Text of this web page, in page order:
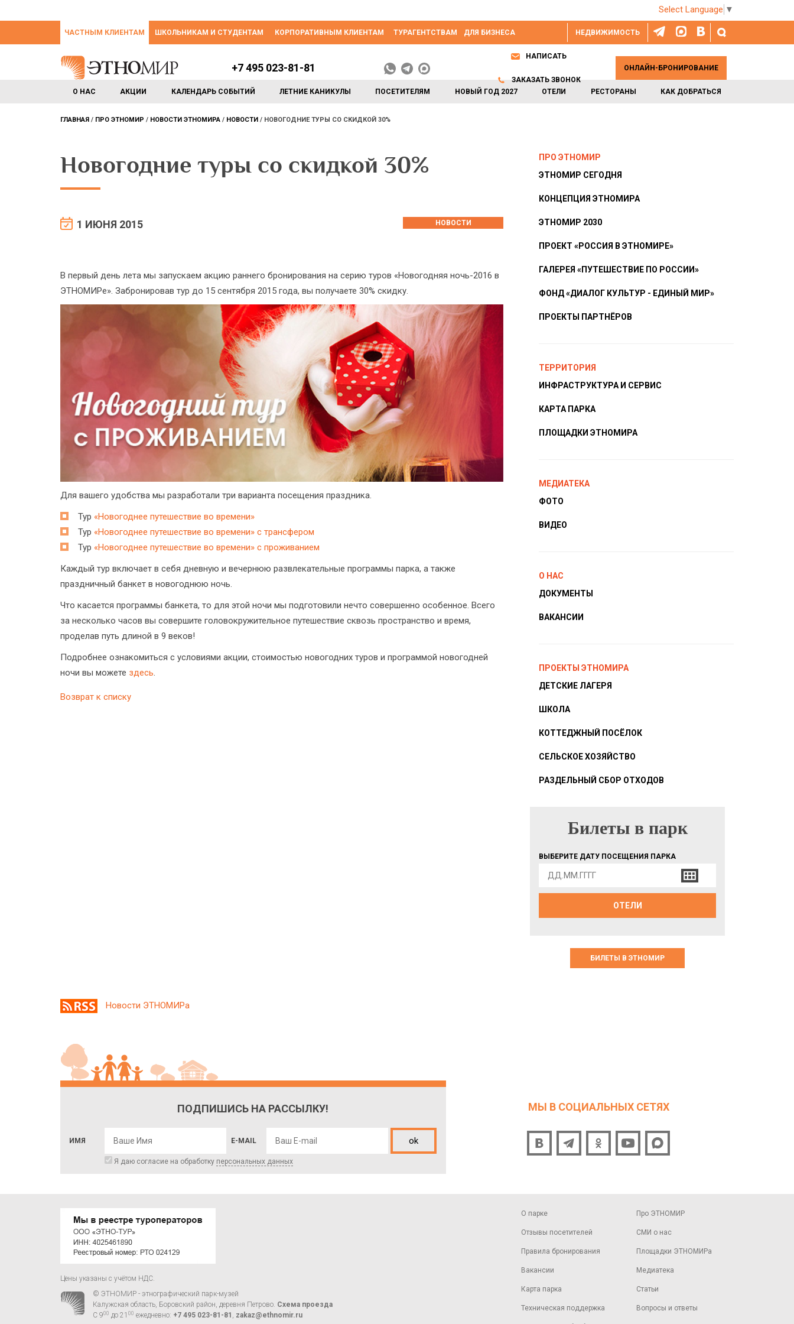
Select Language ▼
НЕДВИЖИМОСТЬ
ЧАСТНЫМ КЛИЕНТАМ ШКОЛЬНИКАМ И СТУДЕНТАМ КОРПОРАТИВНЫМ КЛИЕНТАМ ТУРАГЕНТСТВАМ ДЛЯ БИЗНЕСА
О НАС АКЦИИ КАЛЕНДАРЬ СОБЫТИЙ ЛЕТНИЕ КАНИКУЛЫ ПОСЕТИТЕЛЯМ НОВЫЙ ГОД 2027 ОТЕЛИ РЕСТОРАНЫ КАК ДОБРАТЬСЯ
+7 495 023-81-81
НАПИСАТЬ
ЗАКАЗАТЬ ЗВОНОК
ОНЛАЙН-БРОНИРОВАНИЕ
ГЛАВНАЯ ПРО ЭТНОМИР НОВОСТИ ЭТНОМИРА НОВОСТИ НОВОГОДНИЕ ТУРЫ СО СКИДКОЙ 30%
Новогодние туры со скидкой 30%
1 ИЮНЯ 2015 НОВОСТИ
В первый день лета мы запускаем акцию раннего бронирования на серию туров «Новогодняя ночь-2016 в
ЭТНОМИРе». Забронировав тур до 15 сентября 2015 года, вы получаете 30% скидку.
Для вашего удобства мы разработали три варианта посещения праздника.
Тур «Новогоднее путешествие во времени»
Тур «Новогоднее путешествие во времени» с трансфером
Тур «Новогоднее путешествие во времени» с проживанием
Каждый тур включает в себя дневную и вечернюю развлекательные программы парка, а также
праздничный банкет в новогоднюю ночь.
Что касается программы банкета, то для этой ночи мы подготовили нечто совершенно особенное. Всего
за несколько часов вы совершите головокружительное путешествие сквозь пространство и время,
проделав путь длиной в 9 веков!
Подробнее ознакомиться с условиями акции, стоимостью новогодних туров и программой новогодней
ночи вы можете здесь.
Возврат к списку
ПРО ЭТНОМИР
ЭТНОМИР СЕГОДНЯ
КОНЦЕПЦИЯ ЭТНОМИРА
ЭТНОМИР 2030
ПРОЕКТ «РОССИЯ В ЭТНОМИРЕ»
ГАЛЕРЕЯ «ПУТЕШЕСТВИЕ ПО РОССИИ»
ФОНД «ДИАЛОГ КУЛЬТУР - ЕДИНЫЙ МИР»
ПРОЕКТЫ ПАРТНЁРОВ
ТЕРРИТОРИЯ
ИНФРАСТРУКТУРА И СЕРВИС
КАРТА ПАРКА
ПЛОЩАДКИ ЭТНОМИРА
МЕДИАТЕКА
ФОТО
ВИДЕО
О НАС
ДОКУМЕНТЫ
ВАКАНСИИ
ПРОЕКТЫ ЭТНОМИРА
ДЕТСКИЕ ЛАГЕРЯ
ШКОЛА
КОТТЕДЖНЫЙ ПОСЁЛОК
СЕЛЬСКОЕ ХОЗЯЙСТВО
РАЗДЕЛЬНЫЙ СБОР ОТХОДОВ
БИЛЕТЫ В ПАРК
Билеты в парк
ВЫБЕРИТЕ ДАТУ ПОСЕЩЕНИЯ ПАРКА
ОТЕЛИ
БИЛЕТЫ В ЭТНОМИР
Новости ЭТНОМИРа
ПОДПИШИСЬ НА РАССЫЛКУ!
ИМЯ E-MAIL ok
Я даю согласие на обработку персональных данных
МЫ В СОЦИАЛЬНЫХ СЕТЯХ
О парке
Отзывы посетителей
Правила бронирования
Вакансии
Карта парка
Техническая поддержка
Про ЭТНОМИР
СМИ о нас
Площадки ЭТНОМИРа
Медиатека
Статьи
Вопросы и ответы
Цены указаны с учётом НДС.
© ЭТНОМИР - этнографический парк-музей
Калужская область, Боровский район, деревня Петрово. Схема проезда
С 900 до 21 00 ежедневно: +7 495 023-81-81 , zakaz@ethnomir.ru